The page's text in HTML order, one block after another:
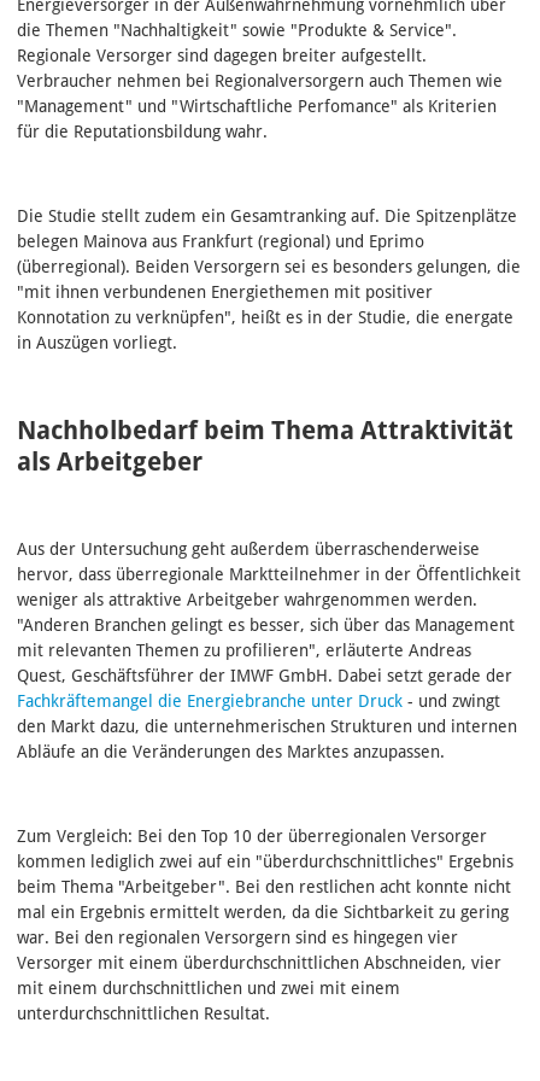
Energieversorger in der Außenwahrnehmung vornehmlich über
die Themen "Nachhaltigkeit" sowie "Produkte & Service".
Regionale Versorger sind dagegen breiter aufgestellt.
Verbraucher nehmen bei Regionalversorgern auch Themen wie
"Management" und "Wirtschaftliche Perfomance" als Kriterien
für die Reputationsbildung wahr.
Die Studie stellt zudem ein Gesamtranking auf. Die Spitzenplätze
belegen Mainova aus Frankfurt (regional) und Eprimo
(überregional). Beiden Versorgern sei es besonders gelungen, die
"mit ihnen verbundenen Energiethemen mit positiver
Konnotation zu verknüpfen", heißt es in der Studie, die energate
in Auszügen vorliegt.
Nachholbedarf beim Thema Attraktivität
als Arbeitgeber
Aus der Untersuchung geht außerdem überraschenderweise
hervor, dass überregionale Marktteilnehmer in der Öffentlichkeit
weniger als attraktive Arbeitgeber wahrgenommen werden.
"Anderen Branchen gelingt es besser, sich über das Management
mit relevanten Themen zu profilieren", erläuterte Andreas
Quest, Geschäftsführer der IMWF GmbH. Dabei setzt gerade der
Fachkräftemangel die Energiebranche unter Druck - und zwingt
den Markt dazu, die unternehmerischen Strukturen und internen
Abläufe an die Veränderungen des Marktes anzupassen.
Zum Vergleich: Bei den Top 10 der überregionalen Versorger
kommen lediglich zwei auf ein "überdurchschnittliches" Ergebnis
beim Thema "Arbeitgeber". Bei den restlichen acht konnte nicht
mal ein Ergebnis ermittelt werden, da die Sichtbarkeit zu gering
war. Bei den regionalen Versorgern sind es hingegen vier
Versorger mit einem überdurchschnittlichen Abschneiden, vier
mit einem durchschnittlichen und zwei mit einem
unterdurchschnittlichen Resultat.